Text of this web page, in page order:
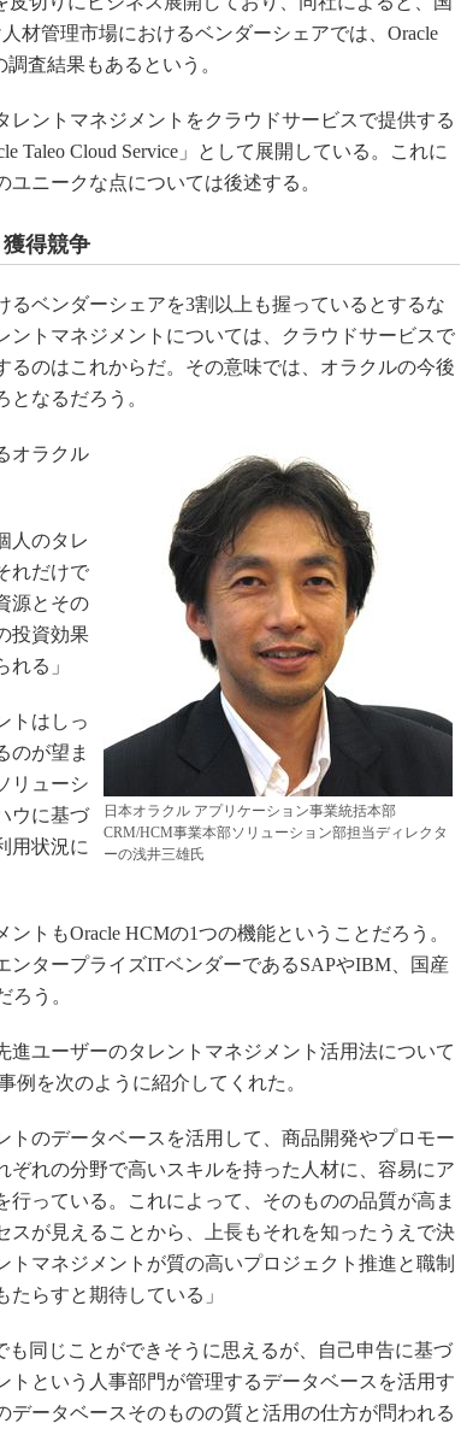
材管理市場におけるベンダーシェアでは、Oracle
査結果もあるという。
ントマネジメントをクラウドサービスで提供する
Taleo Cloud Service」として展開している。これに
ニークな点については後述する。
得競争
ベンダーシェアを3割以上も握っているとするな
ントマネジメントについては、クラウドサービスで
のはこれからだ。その意味では、オラクルの今後
なるだろう。
日本オラクル アプリケーション事業統括本部
CRM/HCM事業本部ソリューション部担当ディレクタ
ーの浅井三雄氏
オラクル
人のタレ
れだけで
源とその
投資効果
る」
トはしっ
のが望ま
リューシ
ウに基づ
用状況に
トもOracle HCMの1つの機能ということだろう。
ンタープライズITベンダーであるSAPやIBM、国産
ろう。
ユーザーのタレントマネジメント活用法について
例を次のように紹介してくれた。
のデータベースを活用して、商品開発やプロモー
ぞれの分野で高いスキルを持った人材に、容易にア
行っている。これによって、そのものの品質が高ま
スが見えることから、上長もそれを知ったうえで決
マネジメントが質の高いプロジェクト推進と職制
らすと期待している」
同じことができそうに思えるが、自己申告に基づ
トという人事部門が管理するデータベースを活用す
データベースそのものの質と活用の仕方が問われる